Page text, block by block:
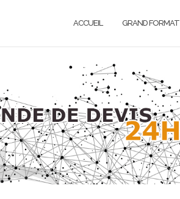
ACCUEIL GRAND FORMAT